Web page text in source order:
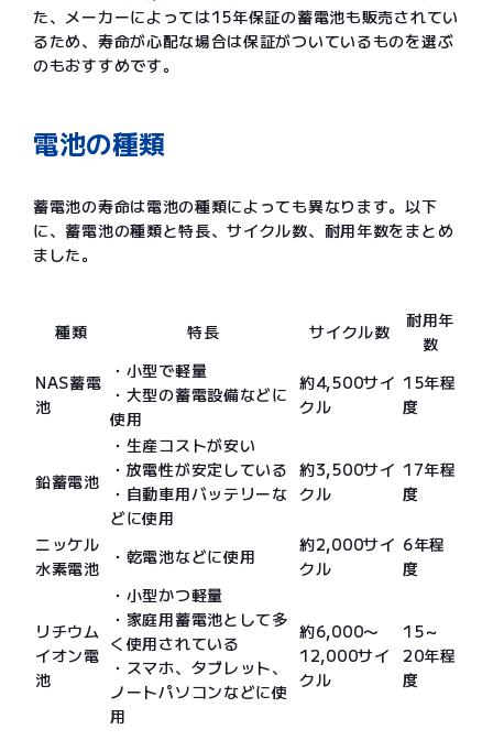
た、メーカーによっては15年保証の蓄電池も販売されてい
るため、寿命が心配な場合は保証がついているものを選ぶ
のもおすすめです。
電池の種類
蓄電池の寿命は電池の種類によっても異なります。以下
に、蓄電池の種類と特長、サイクル数、耐用年数をまとめ
ました。
種類 特長 サイクル数
耐用年
数
NAS蓄電
池
・小型で軽量
・大型の蓄電設備などに
使用
約4,500サイ
クル
15年程
度
鉛蓄電池
・生産コストが安い
・放電性が安定している
・自動車用バッテリーな
どに使用
約3,500サイ
クル
17年程
度
ニッケル
水素電池
・乾電池などに使用
約2,000サイ
クル
6年程
度
リチウム
イオン電
池
・小型かつ軽量
・家庭用蓄電池として多
く使用されている
・スマホ、タブレット、
ノートパソコンなどに使
用
約6,000〜
12,000サイ
クル
15～
20年程
度